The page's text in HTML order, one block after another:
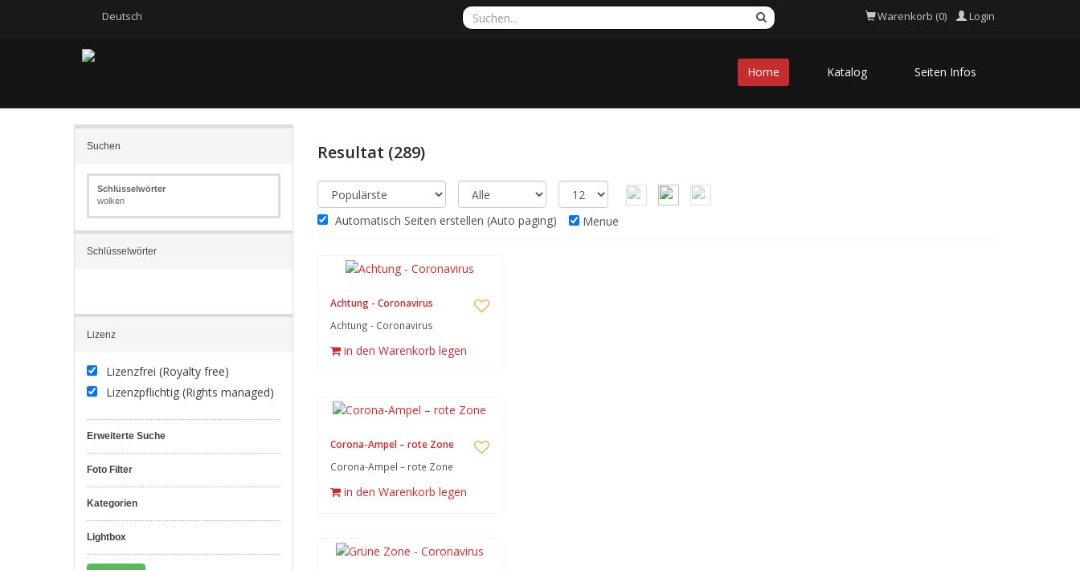
Deutsch Warenkorb (0) Login
Home Katalog Seiten Infos
Suchen
Schlüsselwörter
wolken
Schlüsselwörter
Lizenz
Lizenzfrei (Royalty free)
Lizenzpflichtig (Rights managed)
Erweiterte Suche
Foto Filter
Kategorien
Lightbox
Resultat (289)
Automatisch Seiten erstellen (Auto paging) Menue
Achtung - Coronavirus
Achtung - Coronavirus
in den Warenkorb legen
Corona-Ampel – rote Zone
Corona-Ampel – rote Zone
in den Warenkorb legen